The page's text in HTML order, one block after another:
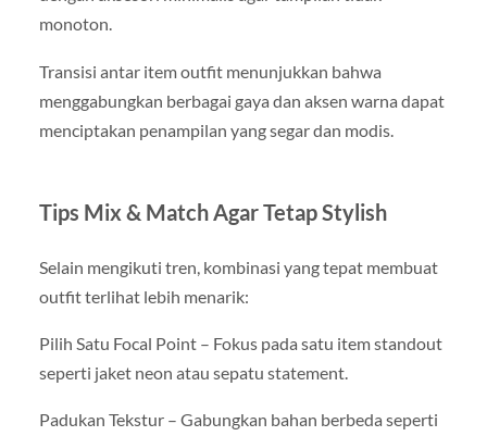
monoton.
Transisi antar item outfit menunjukkan bahwa
menggabungkan berbagai gaya dan aksen warna dapat
menciptakan penampilan yang segar dan modis.
Tips Mix & Match Agar Tetap Stylish
Selain mengikuti tren, kombinasi yang tepat membuat
outfit terlihat lebih menarik:
Pilih Satu Focal Point – Fokus pada satu item standout
seperti jaket neon atau sepatu statement.
Padukan Tekstur – Gabungkan bahan berbeda seperti